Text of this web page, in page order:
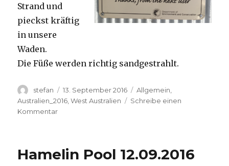
Strand und
pieckst kräftig
in unsere
Waden.
Die Füße werden richtig sandgestrahlt.
Autor
stefan
Veröffentlicht
am
13. September 2016 Kategorien
Allgemein
Australien_2016 ,West Australien
Schreibe einen
Kommentarzu
Hamelin Pool 12.09.2016